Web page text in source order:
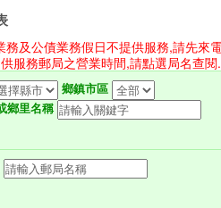
務及公債業務假日不提供服務,請先來
服務郵局之營業時間,請點選局名查閱.
鄉鎮市區
鄉里名稱